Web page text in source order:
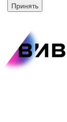
Принять